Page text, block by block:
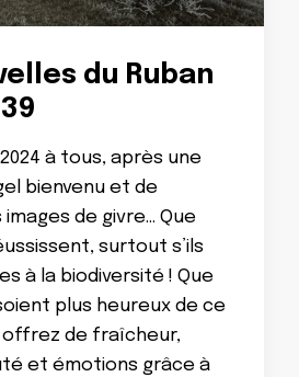
du Ruban
à tous, après une
bienvenu et de
de givre… Que
surtout s’ils
à la biodiversité ! Que
plus heureux de ce
offrez de fraîcheur,
et émotions grâce à